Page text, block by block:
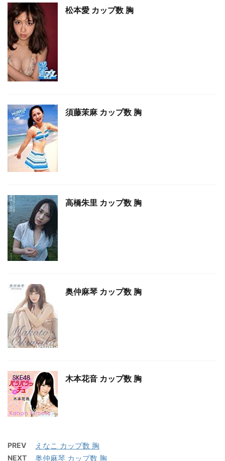
松本愛 カップ数 胸
須藤茉麻 カップ数 胸
高橋朱里 カップ数 胸
奥仲麻琴 カップ数 胸
木本花音 カップ数 胸
PREV えなこ カップ数 胸
NEXT 奥仲麻琴 カップ数 胸